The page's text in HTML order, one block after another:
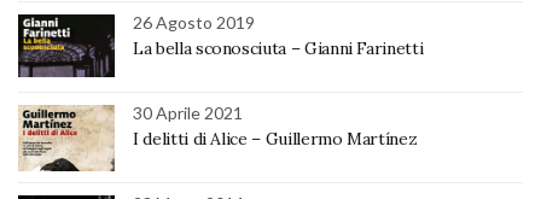
26 Agosto 2019
La bella sconosciuta – Gianni Farinetti
30 Aprile 2021
I delitti di Alice – Guillermo Martínez